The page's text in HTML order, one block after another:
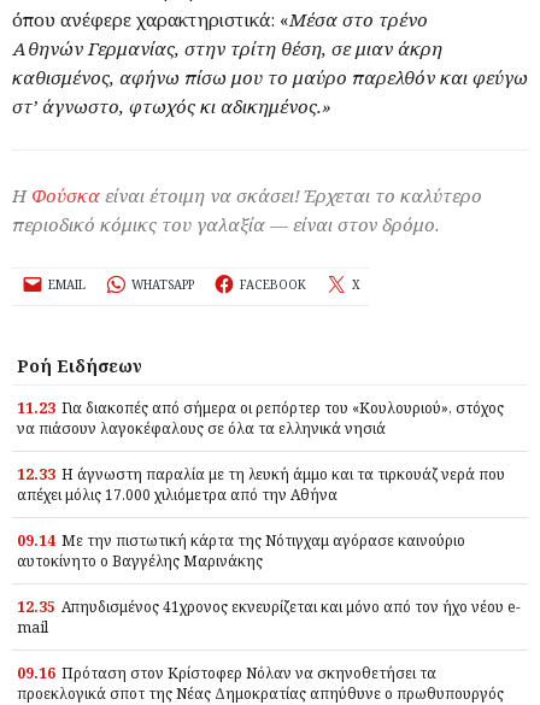
όπου ανέφερε χαρακτηριστικά: «Μέσα στο τρένο
Αθηνών Γερμανίας, στην τρίτη θέση, σε μιαν άκρη
καθισμένος, αφήνω πίσω μου το μαύρο παρελθόν και φεύγω
στ’ άγνωστο, φτωχός κι αδικημένος.»
Η Φούσκα είναι έτοιμη να σκάσει! Έρχεται το καλύτερο
περιοδικό κόμικς του γαλαξία — είναι στον δρόμο.
EMAIL WHATSAPP FACEBOOK X
Ροή Ειδήσεων
11.23 Για διακοπές από σήμερα οι ρεπόρτερ του «Κουλουριού», στόχος
να πιάσουν λαγοκέφαλους σε όλα τα ελληνικά νησιά
12.33 Η άγνωστη παραλία με τη λευκή άμμο και τα τιρκουάζ νερά που
απέχει μόλις 17.000 χιλιόμετρα από την Αθήνα
09.14 Με την πιστωτική κάρτα της Νότιγχαμ αγόρασε καινούριο
αυτοκίνητο ο Βαγγέλης Μαρινάκης
12.35 Απηυδισμένος 41χρονος εκνευρίζεται και μόνο από τον ήχο νέου e-
mail
09.16 Πρόταση στον Κρίστοφερ Νόλαν να σκηνοθετήσει τα
προεκλογικά σποτ της Νέας Δημοκρατίας απηύθυνε ο πρωθυπουργός